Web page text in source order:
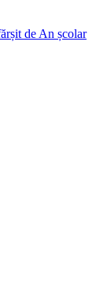
de An școlar